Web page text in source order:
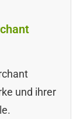
und ihrer